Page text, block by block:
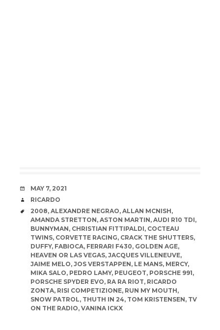
DATE
MAY 7, 2021
AUTHOR
RICARDO
TAGS
2008, ALEXANDRE NEGRAO, ALLAN MCNISH,
AMANDA STRETTON, ASTON MARTIN, AUDI R10 TDI,
BUNNYMAN, CHRISTIAN FITTIPALDI, COCTEAU
TWINS, CORVETTE RACING, CRACK THE SHUTTERS,
DUFFY, FABIOCA, FERRARI F430, GOLDEN AGE,
HEAVEN OR LAS VEGAS, JACQUES VILLENEUVE,
JAIME MELO, JOS VERSTAPPEN, LE MANS, MERCY,
MIKA SALO, PEDRO LAMY, PEUGEOT, PORSCHE 991,
PORSCHE SPYDER EVO, RA RA RIOT, RICARDO
ZONTA, RISI COMPETIZIONE, RUN MY MOUTH,
SNOW PATROL, THUTH IN 24, TOM KRISTENSEN, TV
ON THE RADIO, VANINA ICKX